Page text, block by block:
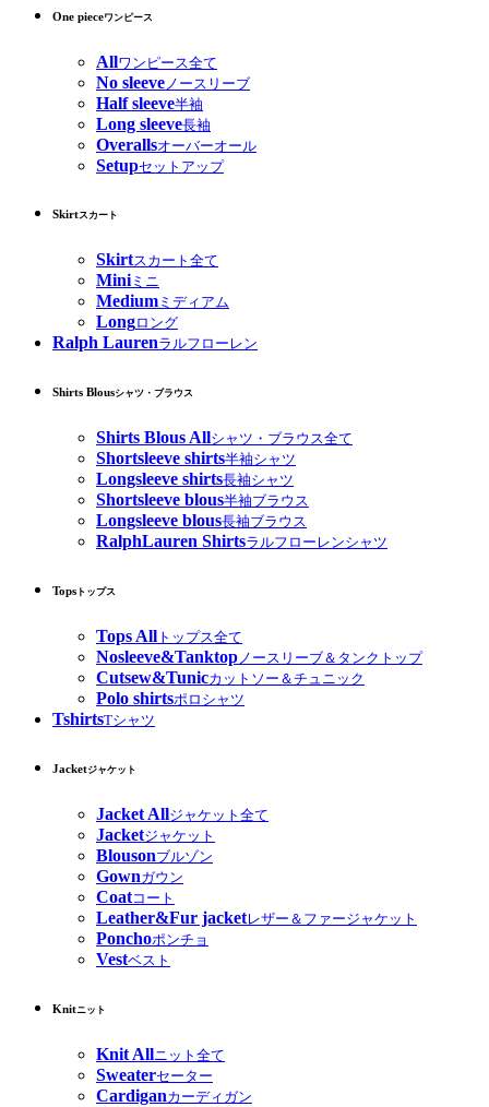
One pieceワンピース
Allワンピース全て
No sleeve ノースリーブ
Half sleeve半袖
Long sleeve長袖
Overallsオーバーオール
Setupセットアップ
Skirtスカート
Skirtスカート全て
Miniミニ
Medium ミディアム
Longロング
Ralph Laurenラルフローレン
Shirts Blousシャツ・ブラウス
Shirts Blous Allシャツ・ブラウス全て
Shortsleeve shirts半袖シャツ
Longsleeve shirts長袖シャツ
Shortsleeve blous半袖ブラウス
Longsleeve blous長袖ブラウス
RalphLauren Shirtsラルフローレンシャツ
Tops トップス
Tops All トップス全て
Nosleeve&Tanktopノースリーブ＆タンクトップ
Cutsew&Tunicカットソー＆チュニック
Polo shirtsポロシャツ
TshirtsTシャツ
Jacketジャケット
Jacket Allジャケット全て
Jacketジャケット
Blousonブルゾン
Gownガウン
Coatコート
Leather&Fur jacketレザー＆ファージャケット
Ponchoポンチョ
Vestベスト
Knitニット
Knit Allニット全て
Sweaterセーター
Cardiganカーディガン